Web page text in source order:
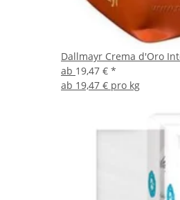
Dallmayr Crema d'Oro
ab 19,47 € *
ab 19,47 € pro kg